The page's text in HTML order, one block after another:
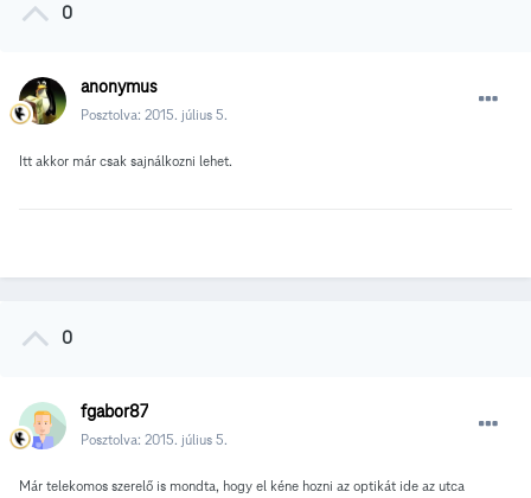
0
anonymus
Posztolva: 2015. július 5.
Itt akkor már csak sajnálkozni lehet.
0
fgabor87
Posztolva: 2015. július 5.
Már telekomos szerelő is mondta, hogy el kéne hozni az optikát ide az utca